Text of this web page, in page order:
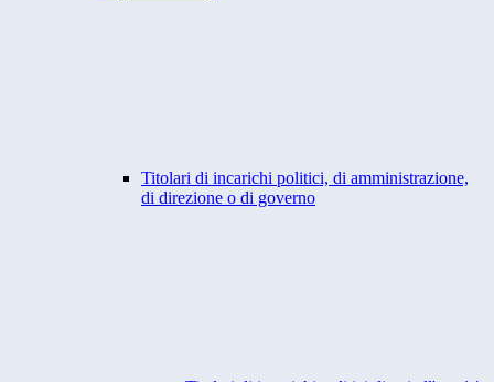
Titolari di incarichi politici, di amministrazione,
di direzione o di governo